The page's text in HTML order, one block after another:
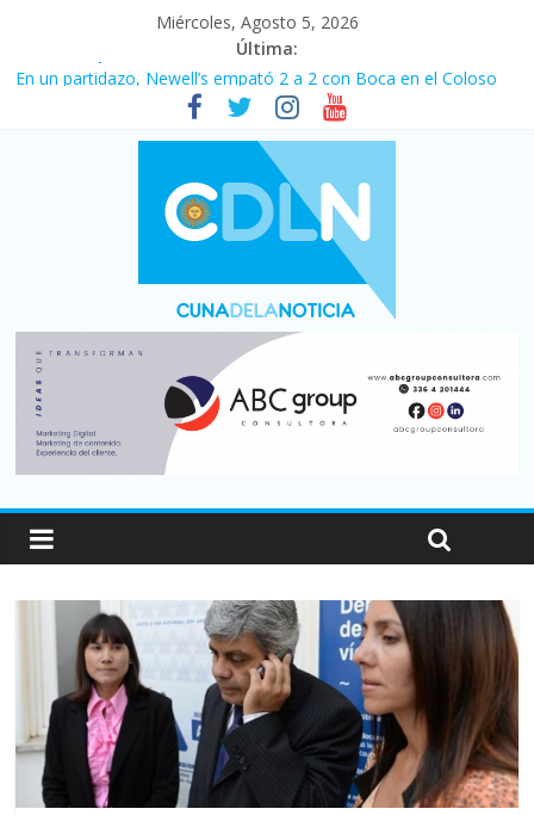
Miércoles, Agosto 5, 2026
Última:
Pullaro mejora sus relaciones con el Gobierno nacional
En un partidazo, Newell’s empató 2 a 2 con Boca en el Coloso
Vacaciones de invierno con más movimiento y consumo
turístico: 4,6 millones de personas viajaron por el país, un 5,9%
Fuerte caída de la venta de autos usados en julio: bajó un 12,6%
Central venció 1 a 0 al River de Coudet en el Monumental